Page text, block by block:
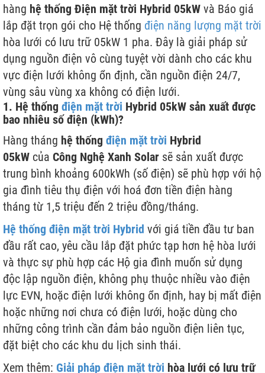
hàng hệ thống Điện mặt trời Hybrid 05kW và Báo giá
lắp đặt trọn gói cho Hệ thống điện năng lượng mặt trời
hòa lưới có lưu trữ 05kW 1 pha. Đây là giải pháp sử
dụng nguồn điện vô cùng tuyệt vời dành cho các khu
vực điện lưới không ổn định, cần nguồn điện 24/7,
vùng sâu vùng xa không có điện lưới.
1. Hệ thống điện mặt trời Hybrid 05kW sản xuất được
bao nhiêu số điện (kWh)?
Hàng tháng hệ thống điện mặt trời Hybrid
05kW của Công Nghệ Xanh Solar sẽ sản xuất được
trung bình khoảng 600kWh (số điện) sẽ phù hợp với hộ
gia đình tiêu thụ điện với hoá đơn tiền điện hàng
tháng từ 1,5 triệu đến 2 triệu đồng/tháng.
Hệ thống điện mặt trời Hybrid với giá tiền đầu tư ban
đầu rất cao, yêu cầu lắp đặt phức tạp hơn hệ hòa lưới
và thực sự phù hợp các Hộ gia đình muốn sử dụng
độc lập nguồn điện, không phụ thuộc nhiều vào điện
lực EVN, hoặc điện lưới không ổn định, hay bị mất điện
hoặc những nơi chưa có điện lưới, hoặc dùng cho
những công trình cần đảm bảo nguồn điện liên tục,
đặt biệt cho các khu du lịch sinh thái.
Xem thêm: Giải pháp điện mặt trời hòa lưới có lưu trữ